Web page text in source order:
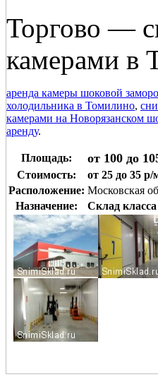
Торгово —
камерами в
аренда камеры шоковой
холодильника в Томилино,
камерами на Новорязанском
аренду.
Площадь: от 100 до
Стоимость:
от 25 до 35 р/
Расположение: Московская
Назначение:
Склад